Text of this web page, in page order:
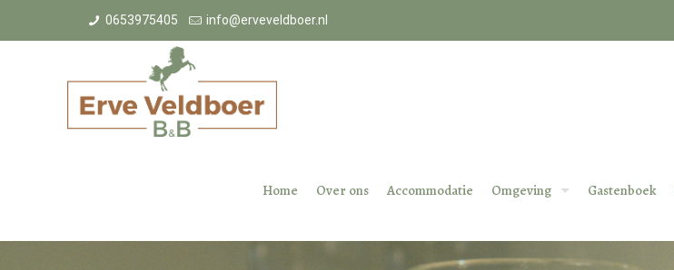
0653975405 info@erveveldboer.nl
Home Over ons Accommodatie Omgeving Gastenboek